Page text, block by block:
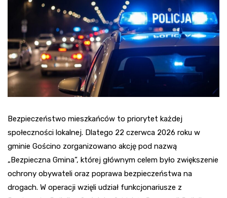
Bezpieczeństwo mieszkańców to priorytet każdej
społeczności lokalnej. Dlatego 22 czerwca 2026 roku w
gminie Gościno zorganizowano akcję pod nazwą
„Bezpieczna Gmina”, której głównym celem było zwiększenie
ochrony obywateli oraz poprawa bezpieczeństwa na
drogach. W operacji wzięli udział funkcjonariusze z